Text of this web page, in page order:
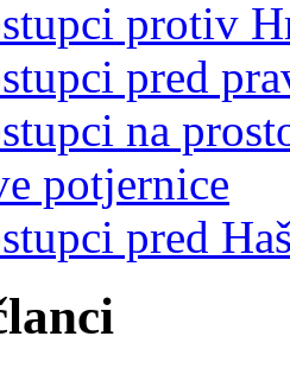
protiv
pred
na
potjernice
pred